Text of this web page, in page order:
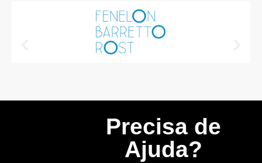
Precisa de
Ajuda?